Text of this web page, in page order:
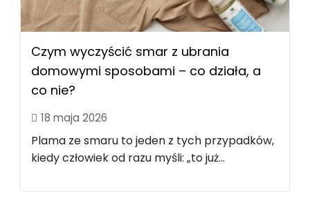
Czym wyczyścić smar z ubrania
domowymi sposobami – co działa, a
co nie?
18 maja 2026
Plama ze smaru to jeden z tych przypadków,
kiedy człowiek od razu myśli: „to już...